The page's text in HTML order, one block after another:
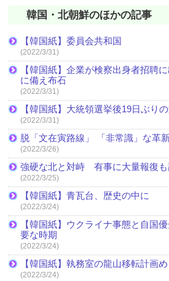
韓国・北朝鮮のほかの記事
【韓国紙】委員会共和国
(2022/3/31)
【韓国紙】企業が検察出身者招聘
に備え布石
(2022/3/31)
【韓国紙】大統領選挙後19日ぶり
(2022/3/31)
脱「文在寅路線」 「非常識」な革
(2022/3/26)
強硬な北と対峙 有事に大量報復も
(2022/3/25)
【韓国紙】青瓦台、歴史の中に
(2022/3/24)
【韓国紙】ウクライナ事態と自国
要な時期
(2022/3/24)
【韓国紙】執務室の龍山移転計画
(2022/3/24)